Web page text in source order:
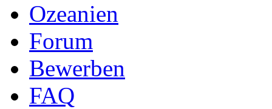
Ozeanien
Forum
Bewerben
FAQ